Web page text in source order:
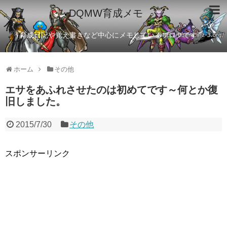
DQMW育成メモ
育成日記や覚え書きなど中心にメモしているブログです
ホーム その他
エサをあふれさせたのは初めてです～何とか復
旧しました。
2015/7/30 その他
スポンサーリンク